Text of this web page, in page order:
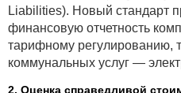
Liabilities). Новый стандарт
финансовую отчетность
тарифному регулированию,
коммунальных услуг —
2. Оценка справедливой